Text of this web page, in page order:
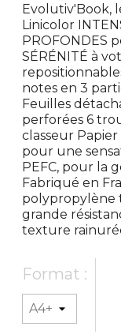
Evolutiv'Book,
Linicolor
PROFONDES
SÉRÉNITÉ à
notes en 3
Feuilles
perforées 6
classeur
pour une
PEFC, pour la
Fabriqué en
polypropylène
grande
texture
Format :